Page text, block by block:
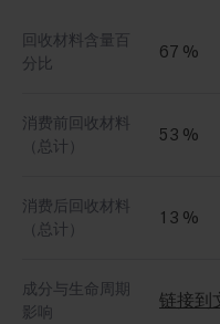
回收材料含量百
分比
67 %
消费前回收材料
（总计）
53 %
消费后回收材料
（总计）
13 %
成分与生命周期
影响
链接到